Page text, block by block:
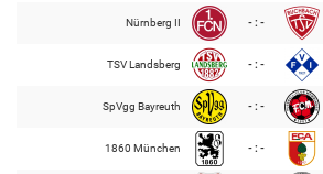
Nürnberg II - : -
TSV Landsberg - : -
SpVgg Bayreuth - : -
1860 München - : -